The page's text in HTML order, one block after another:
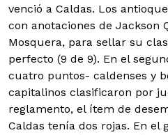
venció a Caldas. Los
con anotaciones de Jackson
Mosquera, para sellar su
perfecto (9 de 9). En el
cuatro puntos- caldenses y
capitalinos clasificaron por
reglamento, el ítem de
Caldas tenía dos rojas. En el